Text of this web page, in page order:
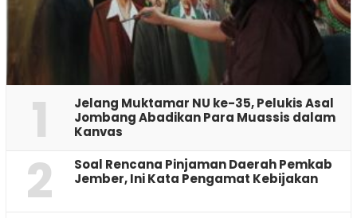
1
Jelang Muktamar NU ke-35, Pelukis Asal
Jombang Abadikan Para Muassis dalam
Kanvas
2
‎Soal Rencana Pinjaman Daerah Pemkab
Jember, Ini Kata Pengamat Kebijakan ‎